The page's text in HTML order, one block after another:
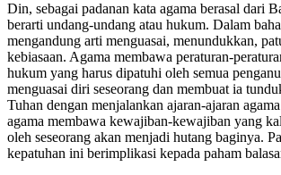
Din, sebagai padanan kata agama berasal dari
berarti undang-undang atau hukum. Dalam
mengandung arti menguasai, menundukkan,
kebiasaan. Agama membawa peraturan-
hukum yang harus dipatuhi oleh semua
menguasai diri seseorang dan membuat ia
Tuhan dengan menjalankan ajaran-ajaran
agama membawa kewajiban-kewajiban yang
oleh seseorang akan menjadi hutang baginya.
kepatuhan ini berimplikasi kepada paham